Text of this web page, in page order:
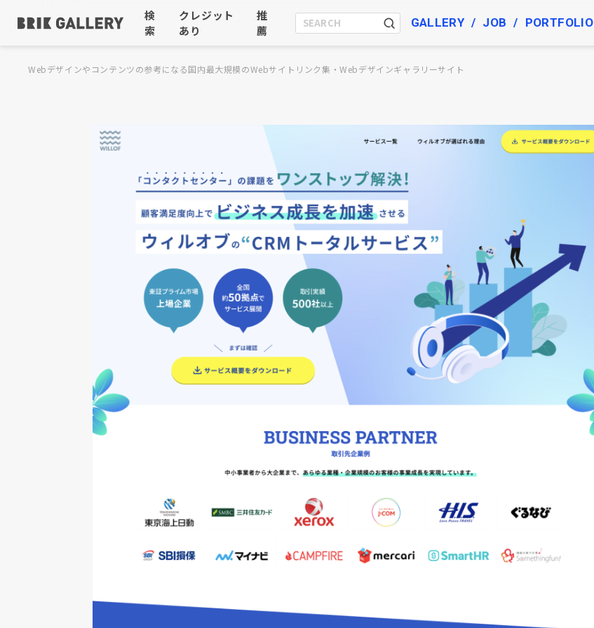
検
索
クレジット
あり
推
薦
GALLERY JOB PORTFOLIO
Webデザインやコンテンツの参考になる国内最大規模のWebサイトリンク集・Webデザインギャラリーサイト